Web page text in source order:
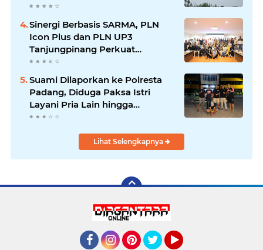
Dipercepat
Sinergi Berbasis SARMA, PLN
Icon Plus dan PLN UP3
Tanjungpinang Perkuat
Kolaborasi Strategis
Suami Dilaporkan ke Polresta
Padang, Diduga Paksa Istri
Layani Pria Lain hingga
Berulang Kali
Lihat Selengkapnya